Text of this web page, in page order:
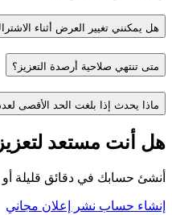
هل يمكنني تغيير العرض أثناء
متى تنتهي صلاحية أرصدة التعزيز؟
ماذا يحدث إذا بلغت الحد الأقصى
هل أنت مستعد
أنشئ حسابك في دقائق قليلة أو
إنشاء حساب نشر إعلان مجاني